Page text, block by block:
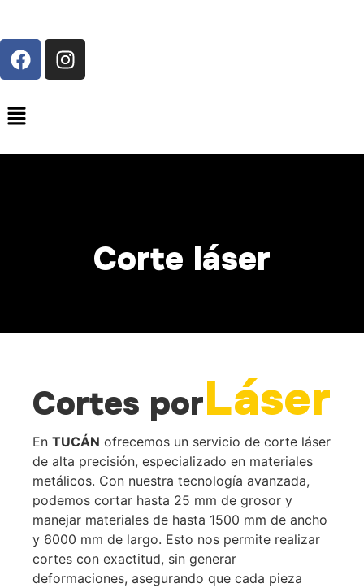
Corte láser
Cortes porLáser
En TUCÁN ofrecemos un servicio de corte láser
de alta precisión, especializado en materiales
metálicos. Con nuestra tecnología avanzada,
podemos cortar hasta 25 mm de grosor y
manejar materiales de hasta 1500 mm de ancho
y 6000 mm de largo. Esto nos permite realizar
cortes con exactitud, sin generar
deformaciones, asegurando que cada pieza